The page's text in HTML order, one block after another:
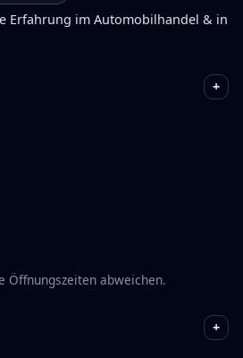
Erfahrung im Automobilhandel & in
+
Öffnungszeiten abweichen.
+